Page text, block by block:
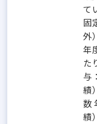
て
固
外
年
た
与
績
数
績）